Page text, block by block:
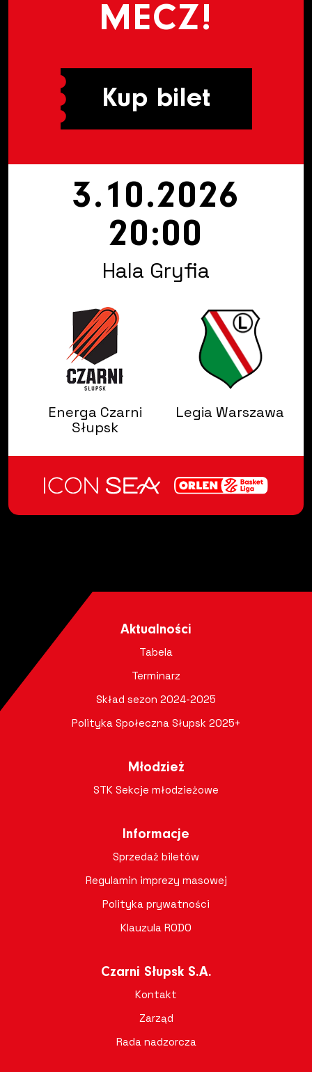
MECZ!
Kup bilet
3.10.2026
20:00
Hala Gryfia
Energa Czarni
Słupsk
Legia Warszawa
Aktualności
Tabela
Terminarz
Skład sezon 2024-2025
Polityka Społeczna Słupsk 2025+
Młodzież
STK Sekcje młodzieżowe
Informacje
Sprzedaż biletów
Regulamin imprezy masowej
Polityka prywatności
Klauzula RODO
Czarni Słupsk S.A.
Kontakt
Zarząd
Rada nadzorcza